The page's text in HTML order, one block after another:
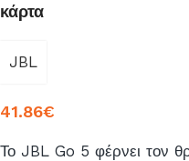
κάρτα
JBL
41.86€
Το JBL Go 5 φέρνει τον